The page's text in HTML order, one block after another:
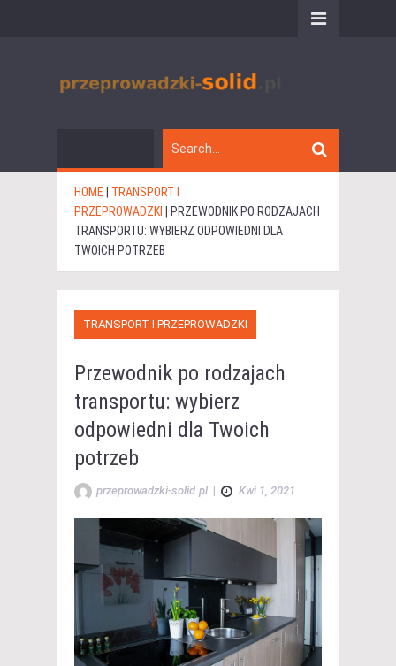
HOME
TRANSPORT I
PRZEPROWADZKI
PRZEWODNIK PO RODZAJACH
TRANSPORTU: WYBIERZ ODPOWIEDNI DLA
TWOICH POTRZEB
TRANSPORT I PRZEPROWADZKI
Przewodnik po rodzajach
transportu: wybierz
odpowiedni dla Twoich
potrzeb
przeprowadzki-solid.pl | Kwi 1, 2021